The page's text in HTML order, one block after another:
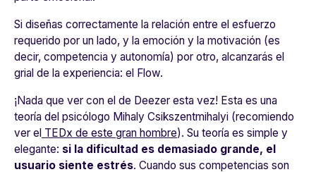
Si diseñas correctamente la relación entre el esfuerzo
requerido por un lado, y la emoción y la motivación (es
decir, competencia y autonomía) por otro, alcanzarás el
grial de la experiencia: el Flow.
¡Nada que ver con el de Deezer esta vez! Esta es una
teoría del psicólogo Mihaly Csikszentmihalyi (recomiendo
ver el TEDx de este gran hombre). Su teoría es simple y
elegante: si la dificultad es demasiado grande, el
usuario siente estrés. Cuando sus competencias son